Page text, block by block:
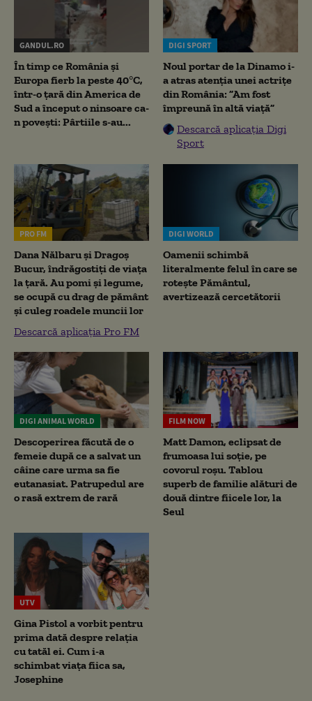
GANDUL.RO
În timp ce România și
Europa fierb la peste 40°C,
într-o țară din America de
Sud a început o ninsoare ca-
n povești: Pârtiile s-au...
DIGI SPORT
Noul portar de la Dinamo i-
a atras atenția unei actrițe
din România: ”Am fost
împreună în altă viață”
Descarcă aplicația Digi
Sport
PRO FM
Dana Nălbaru și Dragoș
Bucur, îndrăgostiți de viața
la țară. Au pomi și legume,
se ocupă cu drag de pământ
și culeg roadele muncii lor
Descarcă aplicația Pro FM
DIGI WORLD
Oamenii schimbă
literalmente felul în care se
rotește Pământul,
avertizează cercetătorii
DIGI ANIMAL WORLD
Descoperirea făcută de o
femeie după ce a salvat un
câine care urma sa fie
eutanasiat. Patrupedul are
o rasă extrem de rară
FILM NOW
Matt Damon, eclipsat de
frumoasa lui soție, pe
covorul roșu. Tablou
superb de familie alături de
două dintre fiicele lor, la
Seul
UTV
Gina Pistol a vorbit pentru
prima dată despre relația
cu tatăl ei. Cum i-a
schimbat viața fiica sa,
Josephine